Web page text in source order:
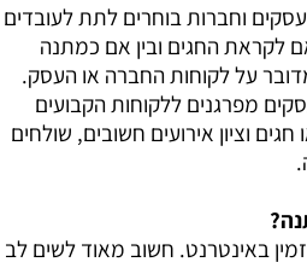
עסקים וחברות בוחרים לתת לעובדים
לקראת החגים ובין אם כמתנה
על לקוחות החברה או העסק.
מפרגנים ללקוחות הקבועים
וציון אירועים חשובים, שולחים
באינטרנט. חשוב מאוד לשים לב